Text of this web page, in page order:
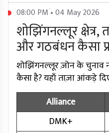
08:00 PM • 04 May 2026
शोझिंगनल्लूर क्षेत्र,
और गठबंधन कैसा
शोझिंगनल्लूर ज़ोन के चुनाव
कैसा है? यहाँ ताज़ा आंकड़े
Alliance
DMK+